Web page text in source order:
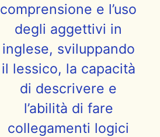
comprensione e l’uso
degli aggettivi in
inglese, sviluppando
il lessico, la capacità
di descrivere e
l’abilità di fare
collegamenti logici